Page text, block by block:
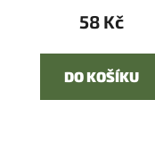
58 Kč
DO KOŠÍKU